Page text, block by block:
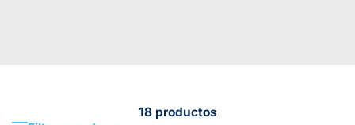
18 productos